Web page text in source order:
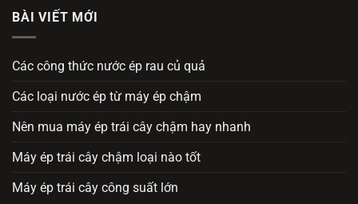
BÀI VIẾT MỚI
Các công thức nước ép rau củ quả
Các loại nước ép từ máy ép chậm
Nên mua máy ép trái cây chậm hay nhanh
Máy ép trái cây chậm loại nào tốt
Máy ép trái cây công suất lớn